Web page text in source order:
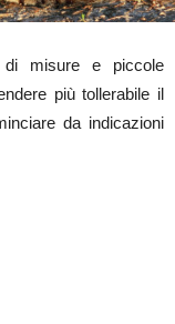
di misure e piccole
più tollerabile il
da indicazioni